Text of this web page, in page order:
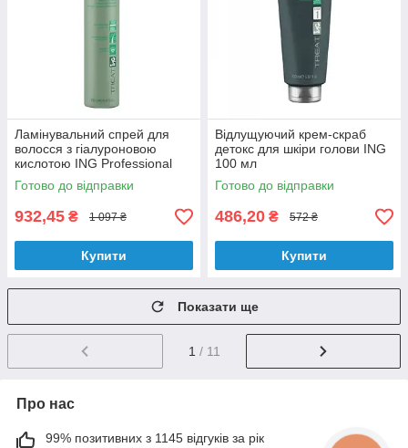
Ламінувальний спрей для
волосся з гіалуроновою
кислотою ING Professional
Treating Instant Laminating
Spray 250 мл
Готово до відправки
932,45 ₴ 1 097 ₴
Купити
Відлущуючий крем-скраб
детокс для шкіри голови ING
100 мл
Готово до відправки
486,20 ₴ 572 ₴
Купити
Показати ще
1 / 11
Про нас
99% позитивних з 1145 відгуків за рік